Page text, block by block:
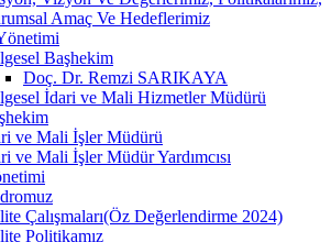
Amaç Ve Hedeflerimiz
Başhekim
Doç. Dr. Remzi SARIKAYA
İdari ve Mali Hizmetler Müdürü
ve Mali İşler Müdürü
ve Mali İşler Müdür Yardımcısı
Çalışmaları(Öz Değerlendirme 2024)
Politikamız